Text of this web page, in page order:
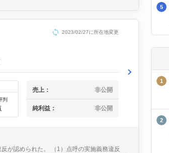
2023/02/27に所在地変更
判
売上： 非公開
純利益： 非公開
が認められた。 （1）点呼の実施義務違反